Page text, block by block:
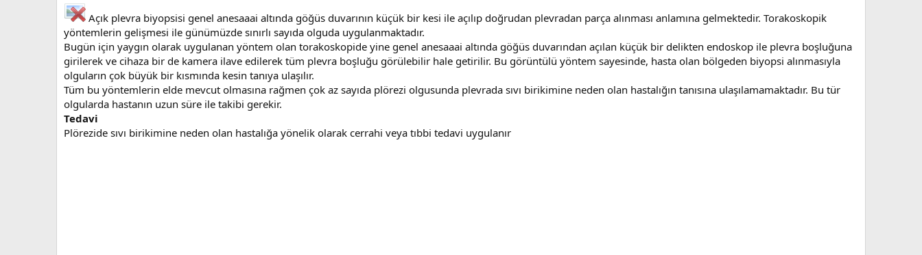
Açık plevra biyopsisi genel anesaaai altında göğüs duvarının küçük bir kesi ile açılıp doğrudan plevradan parça alınması anlamına gelmektedir. Torakoskopik
yöntemlerin gelişmesi ile günümüzde sınırlı sayıda olguda uygulanmaktadır.
Bugün için yaygın olarak uygulanan yöntem olan torakoskopide yine genel anesaaai altında göğüs duvarından açılan küçük bir delikten endoskop ile plevra boşluğuna
girilerek ve cihaza bir de kamera ilave edilerek tüm plevra boşluğu görülebilir hale getirilir. Bu görüntülü yöntem sayesinde, hasta olan bölgeden biyopsi alınmasıyla
olguların çok büyük bir kısmında kesin tanıya ulaşılır.
Tüm bu yöntemlerin elde mevcut olmasına rağmen çok az sayıda plörezi olgusunda plevrada sıvı birikimine neden olan hastalığın tanısına ulaşılamamaktadır. Bu tür
olgularda hastanın uzun süre ile takibi gerekir.
Tedavi
Plörezide sıvı birikimine neden olan hastalığa yönelik olarak cerrahi veya tıbbi tedavi uygulanır